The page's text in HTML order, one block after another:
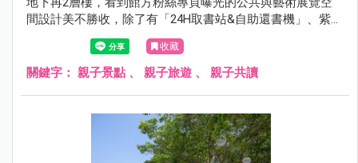
間設計美不勝收，除了有「24H取書站&自助還書機」、紫外
線消毒書本機(喜歡這個功能)、視廳室有半開放式包廂、包
廂討論室、幼童五感探索區、烏邦圖UBUNTU咖啡廳，都很
令人期待！
收藏
關鍵字： 親子景點 、 親子旅遊 、 親子共讀